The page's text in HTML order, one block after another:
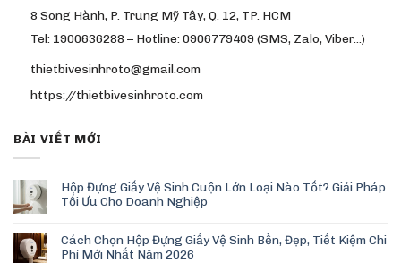
8 Song Hành, P. Trung Mỹ Tây, Q. 12, TP. HCM
Tel: 1900636288 – Hotline: 0906779409 (SMS, Zalo, Viber…)
thietbivesinhroto@gmail.com
https://thietbivesinhroto.com
BÀI VIẾT MỚI
Hộp Đựng Giấy Vệ Sinh Cuộn Lớn Loại Nào Tốt? Giải Pháp
Tối Ưu Cho Doanh Nghiệp
Cách Chọn Hộp Đựng Giấy Vệ Sinh Bền, Đẹp, Tiết Kiệm Chi
Phí Mới Nhất Năm 2026